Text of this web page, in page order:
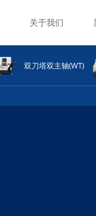
关于我们
双刀塔双主轴(WT)